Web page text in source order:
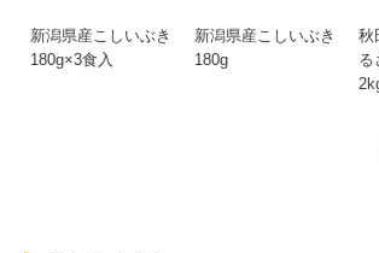
新潟県産こしいぶき
180g×3食入
新潟県産こしいぶき
180g
秋
る